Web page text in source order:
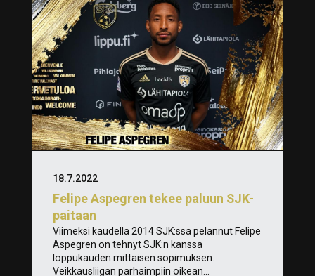
Felipe Aspegren tekee paluun SJK-
paitaan
18.7.2022
Viimeksi kaudella 2014 SJK:ssa pelannut Felipe
Aspegren on tehnyt SJK:n kanssa
loppukauden mittaisen sopimuksen.
Veikkausliigan parhaimpiin oikean...